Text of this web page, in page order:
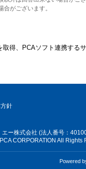
がございます。
取得、PCAソフト連携する
針
エー株式会社 (法人番号：
CORPORATION All Rights
Powered